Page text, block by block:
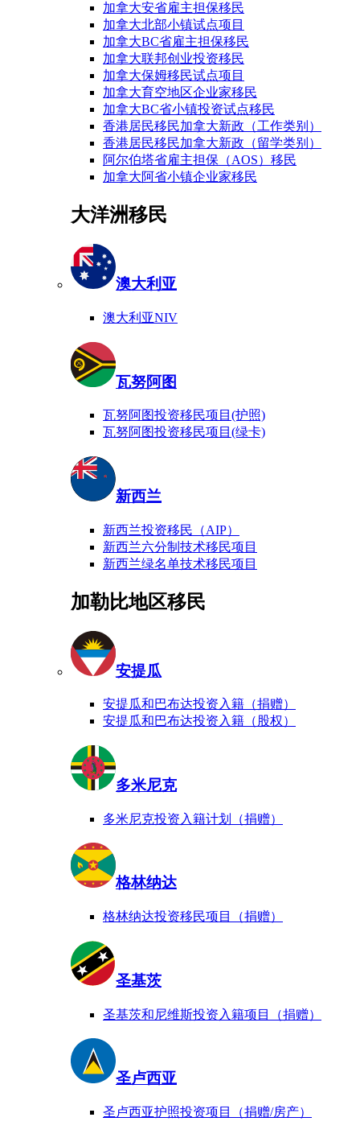
加拿大安省雇主担保移民
加拿大北部小镇试点项目
加拿大BC省雇主担保移民
加拿大联邦创业投资移民
加拿大保姆移民试点项目
加拿大育空地区企业家移民
加拿大BC省小镇投资试点移民
香港居民移民加拿大新政（工作类别）
香港居民移民加拿大新政（留学类别）
阿尔伯塔省雇主担保（AOS）移民
加拿大阿省小镇企业家移民
大洋洲移民
澳大利亚
澳大利亚NIV
瓦努阿图
瓦努阿图投资移民项目(护照)
瓦努阿图投资移民项目(绿卡)
新西兰
新西兰投资移民（AIP）
新西兰六分制技术移民项目
新西兰绿名单技术移民项目
加勒比地区移民
安提瓜
安提瓜和巴布达投资入籍（捐赠）
安提瓜和巴布达投资入籍（股权）
多米尼克
多米尼克投资入籍计划（捐赠）
格林纳达
格林纳达投资移民项目（捐赠）
圣基茨
圣基茨和尼维斯投资入籍项目（捐赠）
圣卢西亚
圣卢西亚护照投资项目（捐赠/房产）